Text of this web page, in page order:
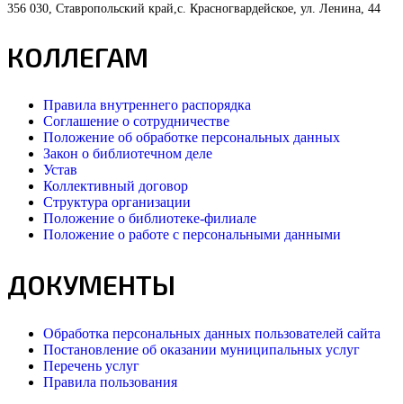
356 030, Ставропольский край,с. Красногвардейское, ул. Ленина, 44
КОЛЛЕГАМ
Правила внутреннего распорядка
Соглашение о сотрудничестве
Положение об обработке персональных данных
Закон о библиотечном деле
Устав
Коллективный договор
Структура организации
Положение о библиотеке-филиале
Положение о работе с персональными данными
ДОКУМЕНТЫ
Обработка персональных данных пользователей сайта
Постановление об оказании муниципальных услуг
Перечень услуг
Правила пользования